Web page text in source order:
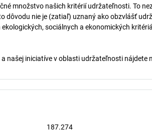
množstvo našich kritérií udržateľnosti. To
dôvodu nie je (zatiaľ) uznaný ako obzvlášť
sociálnych a ekonomických
našej iniciatíve v oblasti udržateľnosti nájdete
187.274